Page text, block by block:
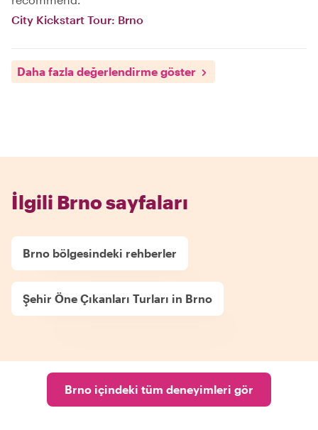
City Kickstart Tour: Brno
Daha fazla değerlendirme göster
İlgili Brno sayfaları
Brno bölgesindeki rehberler
Şehir Öne Çıkanları Turları in Brno
Brno içindeki tüm deneyimleri gör